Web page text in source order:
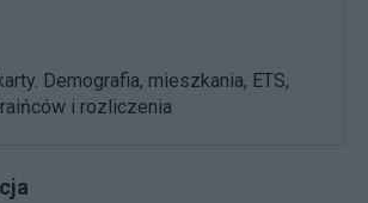
Demografia, mieszkania, ETS,
i rozliczenia